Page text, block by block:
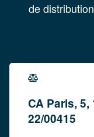
de
CA Paris, 5,
22/00415